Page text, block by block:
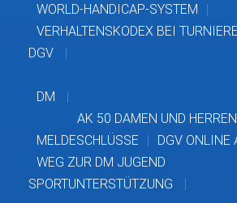
WORLD-HANDICAP-SYSTEM
VERHALTENSKODEX BEI
DGV
DM
AK 50 DAMEN UND HERREN
MELDESCHLÜSSE
DGV ONLINE
WEG ZUR DM JUGEND
SPORTUNTERSTÜTZUNG